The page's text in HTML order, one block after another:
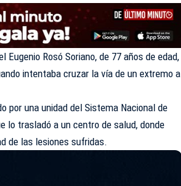
Rosó Soriano, de 77 años de edad,
intentaba cruzar la vía de un extremo a
por una unidad del Sistema Nacional de
lo trasladó a un centro de salud, donde
de las lesiones sufridas.